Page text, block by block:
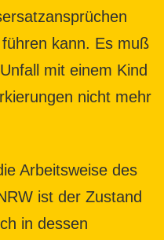
kann. Es muß
mit einem Kind
nicht mehr
Arbeitsweise des
ist der Zustand
in dessen